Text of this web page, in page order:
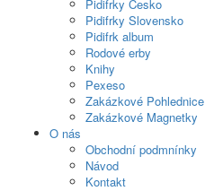
Pidifrky Česko
Pidifrky Slovensko
Pidifrk album
Rodové erby
Knihy
Pexeso
Zakázkové Pohlednice
Zakázkové Magnetky
O nás
Obchodní podmnínky
Návod
Kontakt